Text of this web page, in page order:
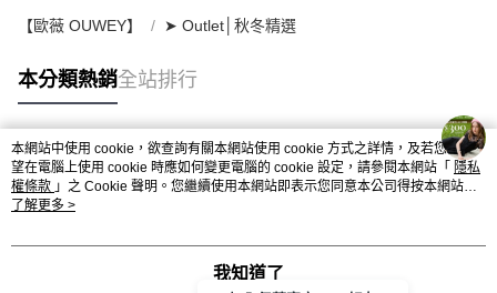
【歐薇 OUWEY】 ➤ Outlet│秋冬精選
本分類熱銷全站排行
熱門標籤
本網站中使用 cookie，欲查詢有關本網站使用 cookie 方式之詳情，及若您不希
望在電腦上使用 cookie 時應如何變更電腦的 cookie 設定，請參閱本網站「 隱私
權條款 」之 Cookie 聲明。您繼續使用本網站即表示您同意本公司得按本網站使
用條款之 Cookie 聲明使用 cookie。
了解更多 >
我知道了